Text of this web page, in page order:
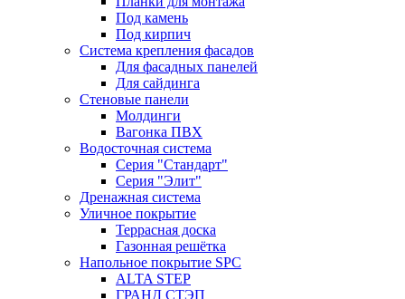
Под камень
Под кирпич
Система крепления фасадов
Для фасадных панелей
Для сайдинга
Стеновые панели
Молдинги
Вагонка ПВХ
Водосточная система
Серия "Стандарт"
Серия "Элит"
Дренажная система
Уличное покрытие
Террасная доска
Газонная решётка
Напольное покрытие SPC
ALTA STEP
ГРАНД СТЭП